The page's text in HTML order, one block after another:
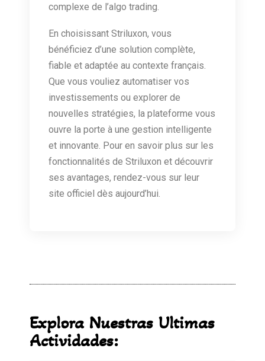
complexe de l’algo trading.
En choisissant Striluxon, vous
bénéficiez d’une solution complète,
fiable et adaptée au contexte français.
Que vous vouliez automatiser vos
investissements ou explorer de
nouvelles stratégies, la plateforme vous
ouvre la porte à une gestion intelligente
et innovante. Pour en savoir plus sur les
fonctionnalités de Striluxon et découvrir
ses avantages, rendez-vous sur leur
site officiel dès aujourd’hui.
Explora Nuestras Ultimas
Actividades: